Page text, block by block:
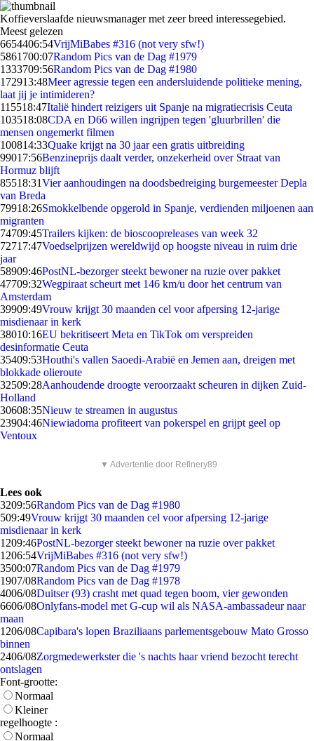
Koffieverslaafde nieuwsmanager met zeer breed interessegebied.
Meest gelezen
6654406:54VrijMiBabes #316 (not very sfw!)
5861700:07Random Pics van de Dag #1979
1333709:56Random Pics van de Dag #1980
172913:48Meer agressie tegen een andersluidende politieke mening,
laat jij je intimideren?
115518:47Italië hindert reizigers uit Spanje na migratiecrisis Ceuta
103518:08CDA en D66 willen ingrijpen tegen 'gluurbrillen' die
mensen ongemerkt filmen
100814:33Quake krijgt na 30 jaar een gratis uitbreiding
99017:56Benzineprijs daalt verder, onzekerheid over Straat van
Hormuz blijft
85518:31Vier aanhoudingen na doodsbedreiging burgemeester Depla
van Breda
79918:26Smokkelbende opgerold in Spanje, verdienden miljoenen aan
migranten
74709:45Trailers kijken: de bioscoopreleases van week 32
72717:47Voedselprijzen wereldwijd op hoogste niveau in ruim drie
jaar
58909:46PostNL-bezorger steekt bewoner na ruzie over pakket
47709:32Wegpiraat scheurt met 146 km/u door het centrum van
Amsterdam
39909:49Vrouw krijgt 30 maanden cel voor afpersing 12-jarige
misdienaar in kerk
38010:16EU bekritiseert Meta en TikTok om verspreiden
desinformatie Ceuta
35409:53Houthi's vallen Saoedi-Arabië en Jemen aan, dreigen met
blokkade olieroute
32509:28Aanhoudende droogte veroorzaakt scheuren in dijken Zuid-
Holland
30608:35Nieuw te streamen in augustus
23904:46Niewiadoma profiteert van pokerspel en grijpt geel op
Ventoux
▼ Advertentie door Refinery89
Lees ook
3209:56Random Pics van de Dag #1980
509:49Vrouw krijgt 30 maanden cel voor afpersing 12-jarige
misdienaar in kerk
1209:46PostNL-bezorger steekt bewoner na ruzie over pakket
1206:54VrijMiBabes #316 (not very sfw!)
3500:07Random Pics van de Dag #1979
1907/08Random Pics van de Dag #1978
4006/08Duitser (93) crasht met quad tegen boom, vier gewonden
6606/08Onlyfans-model met G-cup wil als NASA-ambassadeur naar
maan
1206/08Capibara's lopen Braziliaans parlementsgebouw Mato Grosso
binnen
2406/08Zorgmedewerkster die 's nachts haar vriend bezocht terecht
ontslagen
Font-grootte:
Normaal
Kleiner
regelhoogte :
Normaal